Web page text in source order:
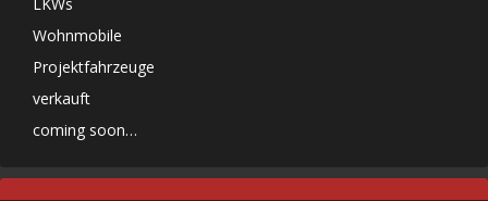
Wohnmobile
Projektfahrzeuge
verkauft
coming soon…